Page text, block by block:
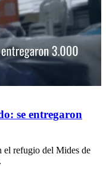
Abrigo” de El
se entregaron
el refugio del Mides de